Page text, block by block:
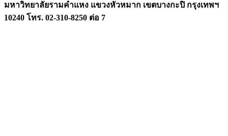
มหาวิทยาลัยรามคำแหง แขวงหัวหมาก เขตบางกะปิ กรุงเทพฯ
10240 โทร. 02-310-8250 ต่อ 7